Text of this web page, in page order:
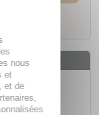
nous
et
et de